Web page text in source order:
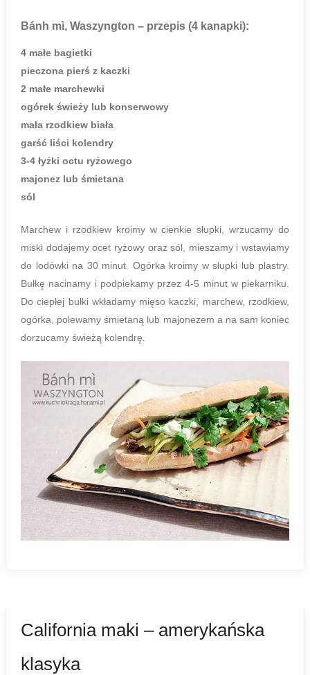
Bánh mì, Waszyngton – przepis (4 kanapki):
4 małe bagietki
pieczona pierś z kaczki
2 małe marchewki
ogórek świeży lub konserwowy
mała rzodkiew biała
garść liści kolendry
3-4 łyżki octu ryżowego
majonez lub śmietana
sól
Marchew i rzodkiew kroimy w cienkie słupki, wrzucamy do
miski dodajemy ocet ryżowy oraz sól, mieszamy i wstawiamy
do lodówki na 30 minut. Ogórka kroimy w słupki lub plastry.
Bułkę nacinamy i podpiekamy przez 4-5 minut w piekarniku.
Do ciepłej bułki wkładamy mięso kaczki, marchew, rzodkiew,
ogórka, polewamy śmietaną lub majonezem a na sam koniec
dorzucamy świeżą kolendrę.
California maki – amerykańska
klasyka